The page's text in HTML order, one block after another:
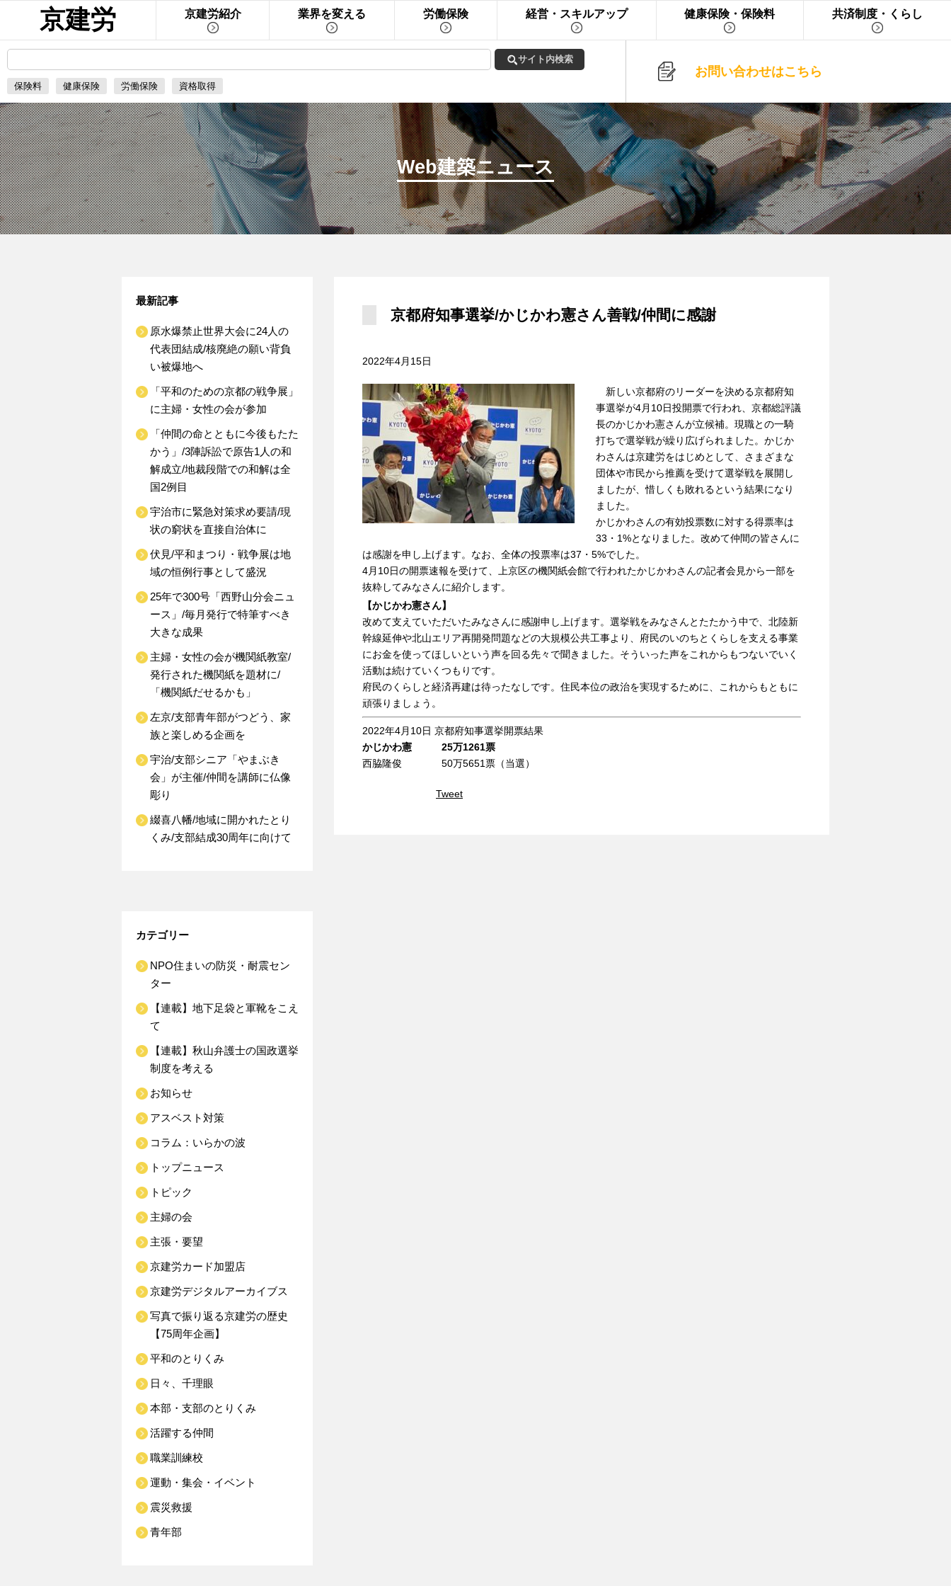
京建労 京建労紹介 業界を変える 労働保険 経営・スキルアップ 健康保険・保険料 共済制度・くらし
保険料 健康保険 労働保険 資格取得
お問い合わせはこちら
Web建築ニュース
京都府知事選挙/かじかわ憲さん善戦/仲間に感謝
2022年4月15日
新しい京都府のリーダーを決める京都府知
事選挙が4月10日投開票で行われ、京都総評議
長のかじかわ憲さんが立候補。現職との一騎
打ちで選挙戦が繰り広げられました。かじか
わさんは京建労をはじめとして、さまざまな
団体や市民から推薦を受けて選挙戦を展開し
ましたが、惜しくも敗れるという結果になり
ました。
かじかわさんの有効投票数に対する得票率は
33・1%となりました。改めて仲間の皆さんに
は感謝を申し上げます。なお、全体の投票率は37・5%でした。
4月10日の開票速報を受けて、上京区の機関紙会館で行われたかじかわさんの記者会見から一部を
抜粋してみなさんに紹介します。
【かじかわ憲さん】
改めて支えていただいたみなさんに感謝申し上げます。選挙戦をみなさんとたたかう中で、北陸新
幹線延伸や北山エリア再開発問題などの大規模公共工事より、府民のいのちとくらしを支える事業
にお金を使ってほしいという声を回る先々で聞きました。そういった声をこれからもつないでいく
活動は続けていくつもりです。
府民のくらしと経済再建は待ったなしです。住民本位の政治を実現するために、これからもともに
頑張りましょう。
2022年4月10日 京都府知事選挙開票結果
かじかわ憲 25万1261票
西脇隆俊 50万5651票（当選）
Tweet
最新記事
原水爆禁止世界大会に24人の
代表団結成/核廃絶の願い背負
い被爆地へ
「平和のための京都の戦争展」
に主婦・女性の会が参加
「仲間の命とともに今後もたた
かう」/3陣訴訟で原告1人の和
解成立/地裁段階での和解は全
国2例目
宇治市に緊急対策求め要請/現
状の窮状を直接自治体に
伏見/平和まつり・戦争展は地
域の恒例行事として盛況
25年で300号「西野山分会ニュ
ース」/毎月発行で特筆すべき
大きな成果
主婦・女性の会が機関紙教室/
発行された機関紙を題材に/
「機関紙だせるかも」
左京/支部青年部がつどう、家
族と楽しめる企画を
宇治/支部シニア「やまぶき
会」が主催/仲間を講師に仏像
彫り
綴喜八幡/地域に開かれたとり
くみ/支部結成30周年に向けて
カテゴリー
NPO住まいの防災・耐震セン
ター
【連載】地下足袋と軍靴をこえ
て
【連載】秋山弁護士の国政選挙
制度を考える
お知らせ
アスベスト対策
コラム：いらかの波
トップニュース
トピック
主婦の会
主張・要望
京建労カード加盟店
京建労デジタルアーカイブス
写真で振り返る京建労の歴史
【75周年企画】
平和のとりくみ
日々、千理眼
本部・支部のとりくみ
活躍する仲間
職業訓練校
運動・集会・イベント
震災救援
青年部